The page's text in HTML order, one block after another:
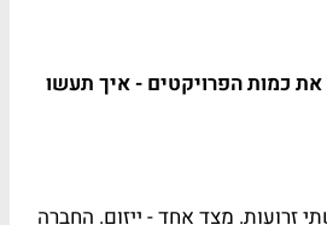
כמות הפרויקטים - איך תעשו
זרועות. מצד אחד - ייזום. החברה